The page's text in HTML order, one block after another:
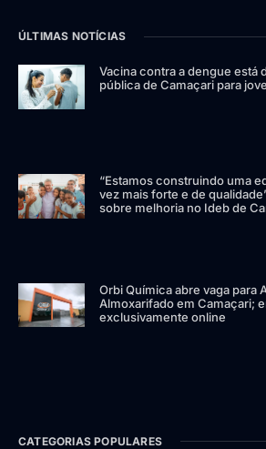
ÚLTIMAS NOTÍCIAS
Vacina contra a dengue está
pública de Camaçari para
“Estamos construindo uma
vez mais forte e de
sobre melhoria no Ideb de
Orbi Química abre vaga para
Almoxarifado em Camaçari;
exclusivamente online
CATEGORIAS POPULARES